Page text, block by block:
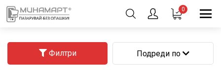
0
Филтри Подреди по